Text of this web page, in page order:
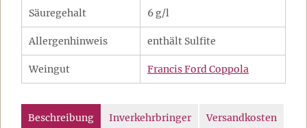
Säuregehalt 6 g/l
Allergenhinweis enthält Sulfite
Weingut Francis Ford Coppola
Beschreibung Inverkehrbringer Versandkosten